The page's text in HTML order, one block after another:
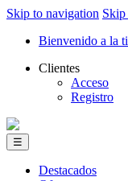
Skip to navigation Skip
Bienvenido a la
Clientes
Acceso
Registro
☰
Destacados